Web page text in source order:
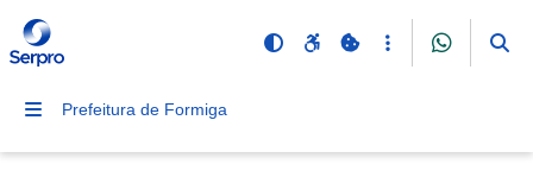
Prefeitura de Formiga